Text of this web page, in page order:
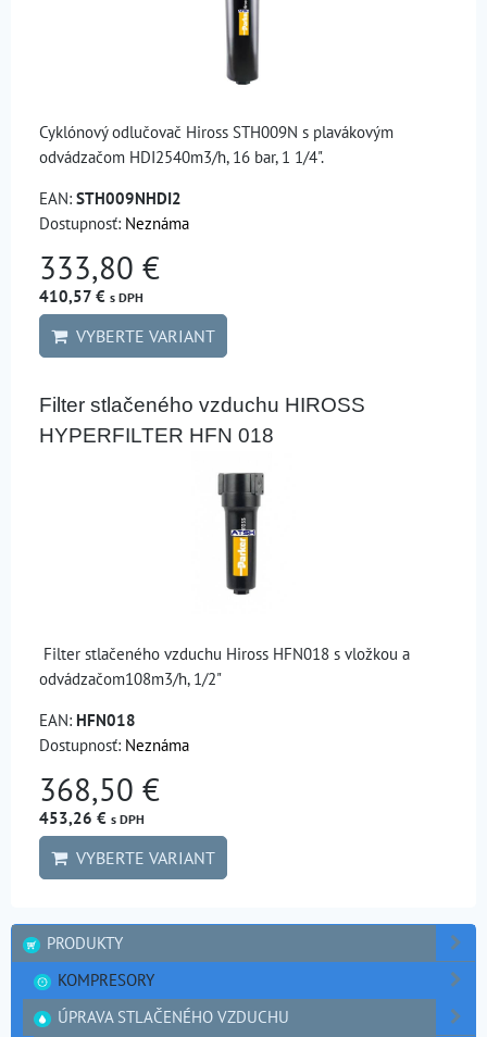
Cyklónový odlučovač Hiross STH009N s plavákovým
odvádzačom HDI2540m3/h, 16 bar, 1 1/4".
EAN: STH009NHDI2
Dostupnosť: Neznáma
333,80 €
410,57 € s DPH
VYBERTE VARIANT
Filter stlačeného vzduchu HIROSS
HYPERFILTER HFN 018
Filter stlačeného vzduchu Hiross HFN018 s vložkou a
odvádzačom108m3/h, 1/2"
EAN: HFN018
Dostupnosť: Neznáma
368,50 €
453,26 € s DPH
VYBERTE VARIANT
PRODUKTY
KOMPRESORY
ÚPRAVA STLAČENÉHO VZDUCHU